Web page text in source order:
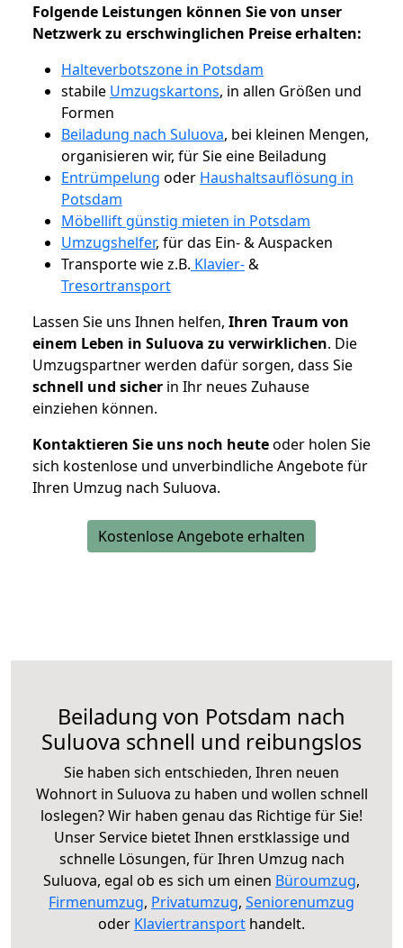
Folgende Leistungen können Sie von unser
Netzwerk zu erschwinglichen Preise erhalten:
Halteverbotszone in Potsdam
stabile Umzugskartons, in allen Größen und
Formen
Beiladung nach Suluova, bei kleinen Mengen,
organisieren wir, für Sie eine Beiladung
Entrümpelung oder Haushaltsauflösung in
Potsdam
Möbellift günstig mieten in Potsdam
Umzugshelfer, für das Ein- & Auspacken
Transporte wie z.B. Klavier-&
Tresortransport
Lassen Sie uns Ihnen helfen, Ihren Traum von
einem Leben in Suluova zu verwirklichen. Die
Umzugspartner werden dafür sorgen, dass Sie
schnell und sicher in Ihr neues Zuhause
einziehen können.
Kontaktieren Sie uns noch heuteoder holen Sie
sich kostenlose und unverbindliche Angebote für
Ihren Umzug nach Suluova.
Kostenlose Angebote erhalten
Beiladung von Potsdam nach
Suluova schnell und reibungslos
Sie haben sich entschieden, Ihren neuen
Wohnort in Suluova zu haben und wollen schnell
loslegen? Wir haben genau das Richtige für Sie!
Unser Service bietet Ihnen erstklassige und
schnelle Lösungen, für Ihren Umzug nach
Suluova, egal ob es sich um einen Büroumzug,
Firmenumzug, Privatumzug, Seniorenumzug
oder Klaviertransport handelt.